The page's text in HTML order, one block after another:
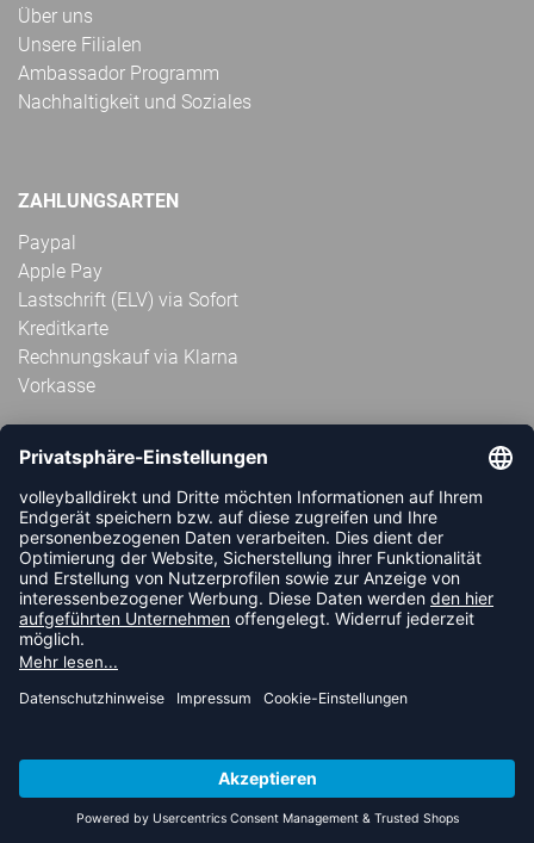
Über uns
Unsere Filialen
Ambassador Programm
Nachhaltigkeit und Soziales
ZAHLUNGSARTEN
Paypal
Apple Pay
Lastschrift (ELV) via Sofort
Kreditkarte
Rechnungskauf via Klarna
Vorkasse
ABONNIERE JETZT DEN KOSTENLOSEN
VOLLEYBALLDIREKT-NEWSLETTER UND VERPASSE KEINE
NEUIGKEIT ODER AKTION MEHR.
JETZT ANMELDEN